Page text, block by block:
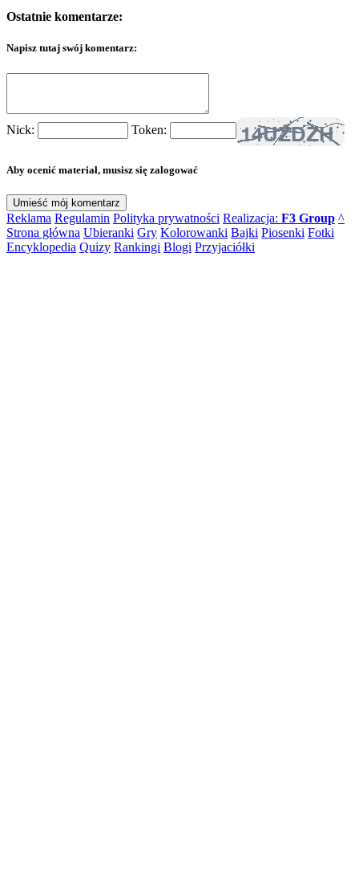
Ostatnie komentarze:
Napisz tutaj swój komentarz:
Nick: Token:
Aby ocenić materiał, musisz się zalogować
Reklama Regulamin Polityka prywatności Realizacja: F3 Group ^
Strona główna Ubieranki Gry Kolorowanki Bajki Piosenki Fotki
Encyklopedia Quizy Rankingi Blogi Przyjaciółki